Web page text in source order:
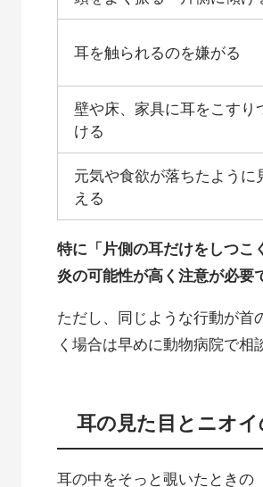
耳を触られるのを嫌がる
壁や床、家具に耳をこすり
ける
元気や食欲が落ちたように
える
特に「片側の耳だけをしつこ
炎の可能性が高く注意が必要
ただし、同じような行動が首
く場合は早めに動物病院で相
耳の見た目とニオイ
耳の中をそっと覗いたときの